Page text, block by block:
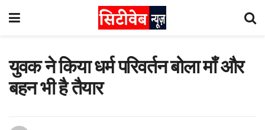
युवक ने किया धर्म परिवर्तन बोला माँ और
बहन भी है तैयार